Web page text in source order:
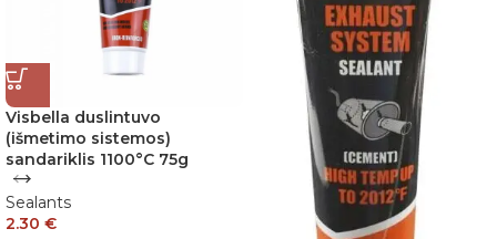
Visbella duslintuvo
(išmetimo sistemos)
sandariklis 1100°C 75g
Sealants
2.30 €